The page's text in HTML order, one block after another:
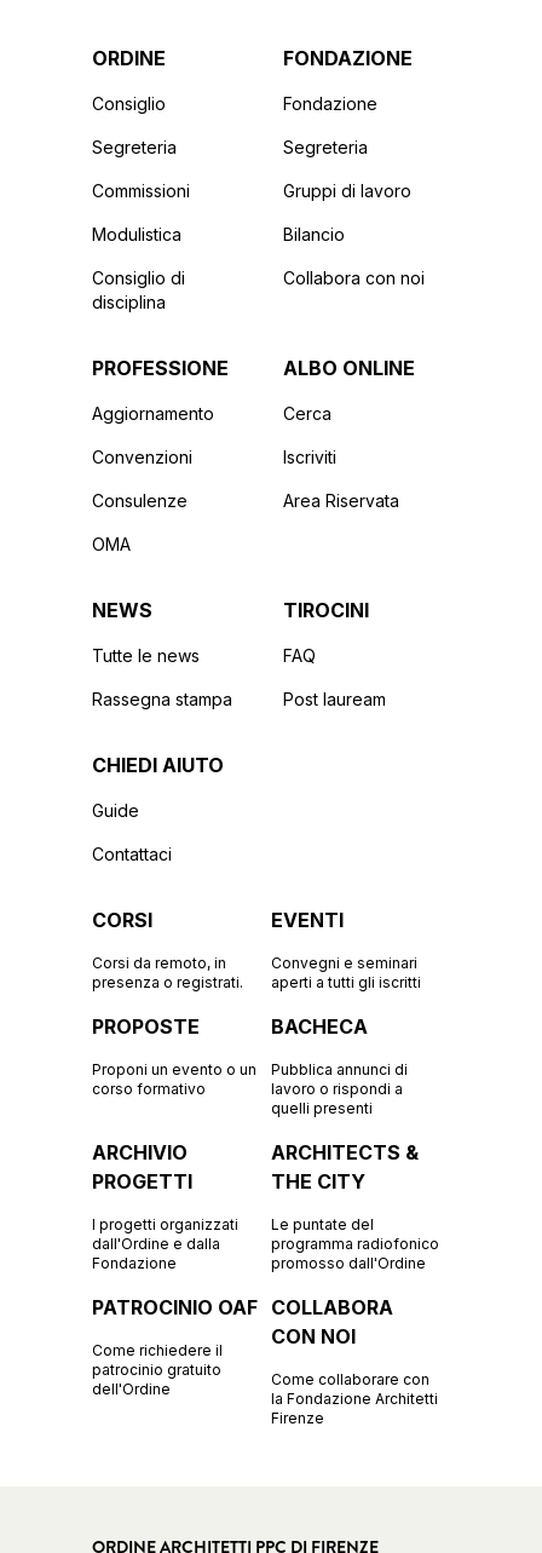
ORDINE
Consiglio
Segreteria
Commissioni
Modulistica
Consiglio di
disciplina
FONDAZIONE
Fondazione
Segreteria
Gruppi di lavoro
Bilancio
Collabora con noi
PROFESSIONE
Aggiornamento
Convenzioni
Consulenze
OMA
ALBO ONLINE
Cerca
Iscriviti
Area Riservata
NEWS
Tutte le news
Rassegna stampa
TIROCINI
FAQ
Post lauream
CHIEDI AIUTO
Guide
Contattaci
CORSI
Corsi da remoto, in
presenza o registrati.
EVENTI
Convegni e seminari
aperti a tutti gli iscritti
PROPOSTE
Proponi un evento o un
corso formativo
BACHECA
Pubblica annunci di
lavoro o rispondi a
quelli presenti
ARCHIVIO
PROGETTI
I progetti organizzati
dall'Ordine e dalla
Fondazione
ARCHITECTS &
THE CITY
Le puntate del
programma radiofonico
promosso dall'Ordine
PATROCINIO OAF
Come richiedere il
patrocinio gratuito
dell'Ordine
COLLABORA
CON NOI
Come collaborare con
la Fondazione Architetti
Firenze
ORDINE ARCHITETTI PPC DI FIRENZE